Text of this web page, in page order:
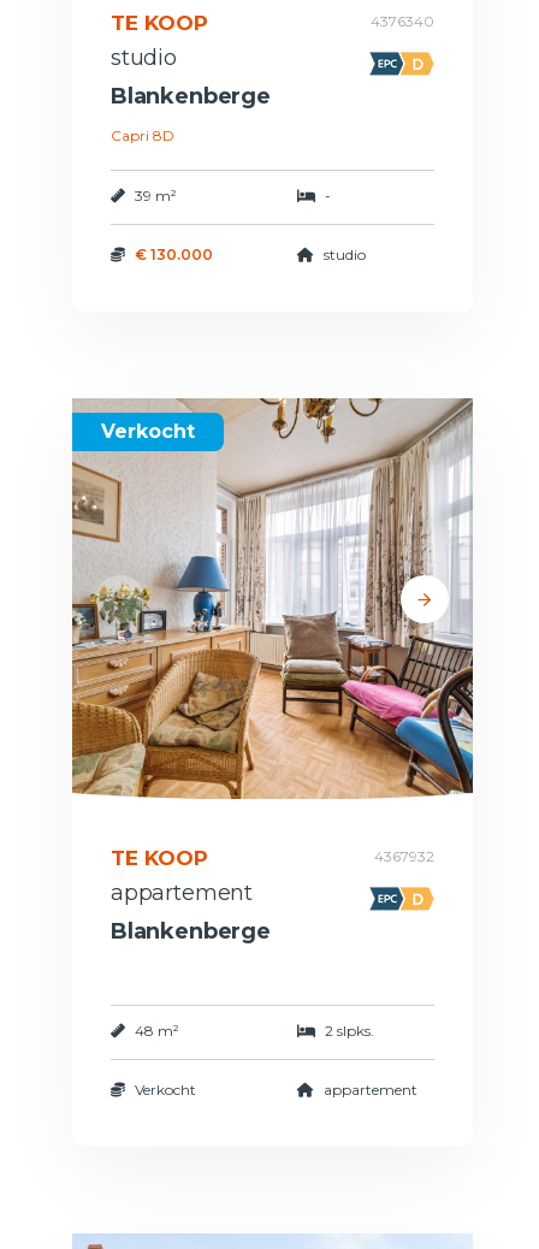
TE KOOP 4376340
studio
Blankenberge
Capri 8D
39 m² -
€ 130.000 studio
Verkocht
TE KOOP 4367932
appartement
Blankenberge
48 m² 2 slpks.
Verkocht appartement